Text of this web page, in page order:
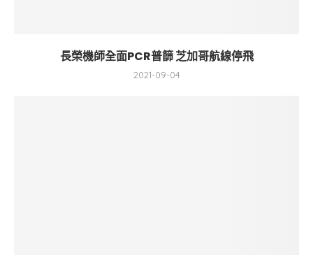
長榮機師全面PCR普篩 芝加哥航線停飛
2021-09-04